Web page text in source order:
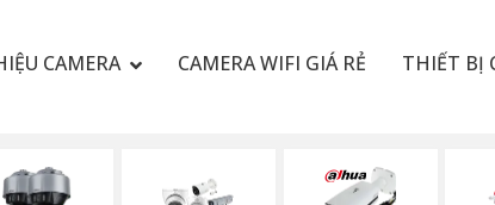
CAMERA CAMERA WIFI GIÁ RẺ THIẾT BỊ